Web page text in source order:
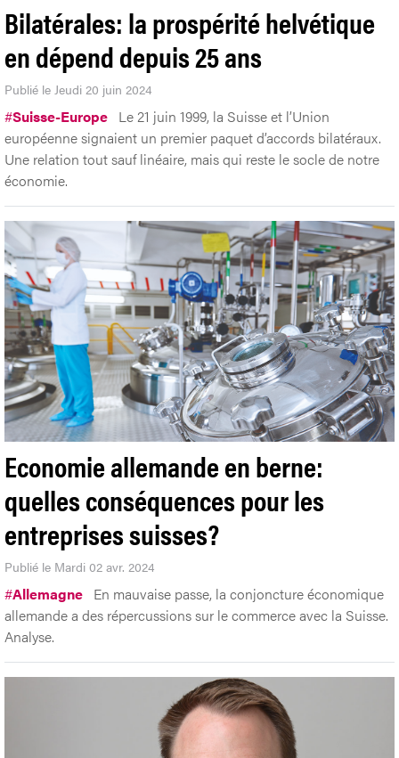
Bilatérales: la prospérité helvétique
en dépend depuis 25 ans
Publié le Jeudi 20 juin 2024
#Suisse-Europe Le 21 juin 1999, la Suisse et l’Union
européenne signaient un premier paquet d’accords bilatéraux.
Une relation tout sauf linéaire, mais qui reste le socle de notre
économie.
Economie allemande en berne:
quelles conséquences pour les
entreprises suisses?
Publié le Mardi 02 avr. 2024
#Allemagne En mauvaise passe, la conjoncture économique
allemande a des répercussions sur le commerce avec la Suisse.
Analyse.